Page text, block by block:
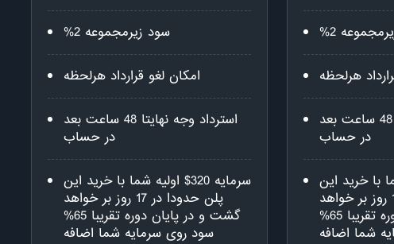
سود زیرمجموعه 2%
امکان لغو قرارداد هرلحظه
استرداد وجه نهایتا 48 ساعت بعد
در حساب
سرمایه 320$ اولیه شما با خرید این
پلن حدودا در 17 روز بر خواهد
گشت و در پایان دوره تقریبا 65%
سود روی سرمایه شما اضافه
2%
هرلحظه
استرداد وجه نهایتا 48 ساعت بعد
در حساب
شما با خرید این
پلن حدودا در 16.5 روز بر خواهد
گشت و در پایان دوره تقریبا 65%
شما اضافه